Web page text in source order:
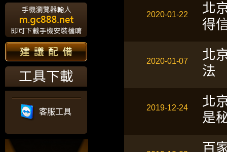
工具下載
客服工具
2020-01-22
北
得
2020-01-07
北
法
2019-12-24
北
是
百